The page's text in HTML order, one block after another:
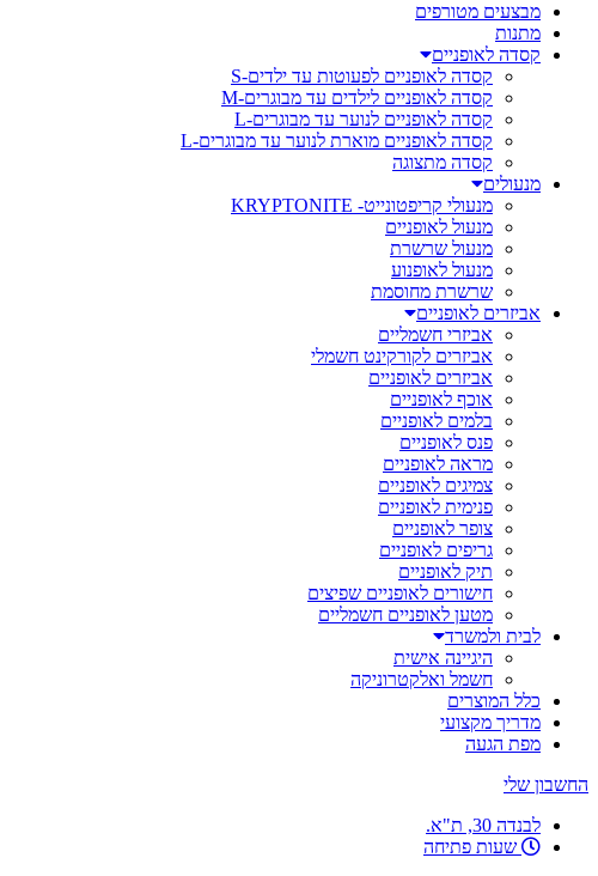
מבצעים מטורפים
מתנות
קסדה לאופניים
קסדה לאופניים לפעוטות עד ילדים-S
קסדה לאופניים לילדים עד מבוגרים-M
קסדה לאופניים לנוער עד מבוגרים-L
קסדה לאופניים מוארת לנוער עד מבוגרים-L
קסדה מתצוגה
מנעולים
מנעולי קריפטונייט- KRYPTONITE
מנעול לאופניים
מנעול שרשרת
מנעול לאופנוע
שרשרת מחוסמת
אביזרים לאופניים
אביזרי חשמליים
אביזרים לקורקינט חשמלי
אביזרים לאופניים
אוכף לאופניים
בלמים לאופניים
פנס לאופניים
מראה לאופניים
צמיגים לאופניים
פנימית לאופניים
צופר לאופניים
גריפים לאופניים
תיק לאופניים
חישורים לאופניים שפיצים
מטען לאופניים חשמליים
לבית ולמשרד
היגיינה אישית
חשמל ואלקטרוניקה
כלל המוצרים
מדריך מקצועי
מפת הגעה
החשבון שלי
לבנדה 30, ת"א.
שעות פתיחה